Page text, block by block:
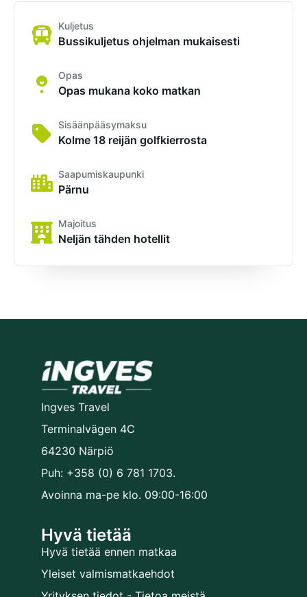
Kuljetus
Bussikuljetus ohjelman mukaisesti
Opas
Opas mukana koko matkan
Sisäänpääsymaksu
Kolme 18 reijän golfkierrosta
Saapumiskaupunki
Pärnu
Majoitus
Neljän tähden hotellit
Ingves Travel
Terminalvägen 4C
64230 Närpiö
Puh: +358 (0) 6 781 1703.
Avoinna ma-pe klo. 09:00-16:00
Hyvä tietää
Hyvä tietää ennen matkaa
Yleiset valmismatkaehdot